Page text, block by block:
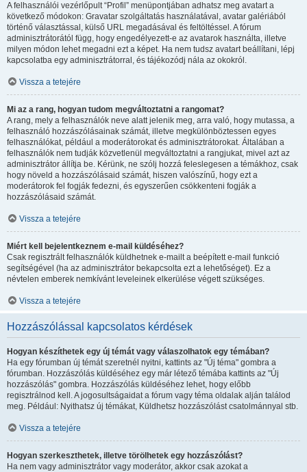
A felhasználói vezérlőpult “Profil” menüpontjában adhatsz meg avatart a
következő módokon: Gravatar szolgáltatás használatával, avatar galériából
történő választással, külső URL megadásával és feltöltéssel. A fórum
adminisztrátorától függ, hogy engedélyezett-e az avatarok használta, illetve
milyen módon lehet megadni ezt a képet. Ha nem tudsz avatart beállítani, lépj
kapcsolatba egy adminisztrátorral, és tájékozódj nála az okokról.
Vissza a tetejére
Mi az a rang, hogyan tudom megváltoztatni a rangomat?
A rang, mely a felhasználók neve alatt jelenik meg, arra való, hogy mutassa, a
felhasználó hozzászólásainak számát, illetve megkülönböztessen egyes
felhasználókat, például a moderátorokat és adminisztrátorokat. Általában a
felhasználók nem tudják közvetlenül megváltoztatni a rangjukat, mivel azt az
adminisztrátor állítja be. Kérünk, ne szólj hozzá feleslegesen a témákhoz, csak
hogy növeld a hozzászólásaid számát, hiszen valószínű, hogy ezt a
moderátorok fel fogják fedezni, és egyszerűen csökkenteni fogják a
hozzászólásaid számát.
Vissza a tetejére
Miért kell bejelentkeznem e-mail küldéséhez?
Csak regisztrált felhasználók küldhetnek e-mailt a beépített e-mail funkció
segítségével (ha az adminisztrátor bekapcsolta ezt a lehetőséget). Ez a
névtelen emberek nemkívánt leveleinek elkerülése végett szükséges.
Vissza a tetejére
Hozzászólással kapcsolatos kérdések
Hogyan készíthetek egy új témát vagy válaszolhatok egy témában?
Ha egy fórumban új témát szeretnél nyitni, kattints az "Új téma" gombra a
fórumban. Hozzászólás küldéséhez egy már létező témába kattints az "Új
hozzászólás" gombra. Hozzászólás küldéséhez lehet, hogy előbb
regisztrálnod kell. A jogosultságaidat a fórum vagy téma oldalak alján találod
meg. Például: Nyithatsz új témákat, Küldhetsz hozzászólást csatolmánnyal stb.
Vissza a tetejére
Hogyan szerkeszthetek, illetve törölhetek egy hozzászólást?
Ha nem vagy adminisztrátor vagy moderátor, akkor csak azokat a